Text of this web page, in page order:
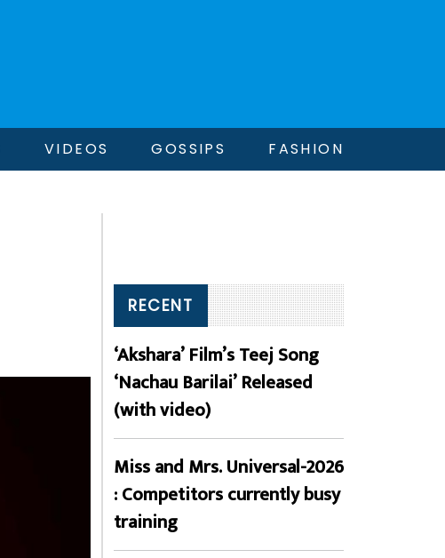
VIDEOS GOSSIPS FASHION
RECENT
‘Akshara’ Film’s Teej Song
‘Nachau Barilai’ Released
(with video)
Miss and Mrs. Universal-2026
: Competitors currently busy
training